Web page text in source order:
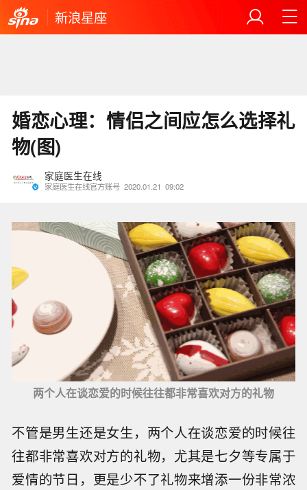
新浪星座
婚恋心理：情侣之间应怎么选择礼
物(图)
家庭医生在线
家庭医生在线官方账号 2020.01.21 09:02
两个人在谈恋爱的时候往往都非常喜欢对方的礼物
不管是男生还是女生，两个人在谈恋爱的时候往
往都非常喜欢对方的礼物，尤其是七夕等专属于
爱情的节日，更是少不了礼物来增添一份非常浓